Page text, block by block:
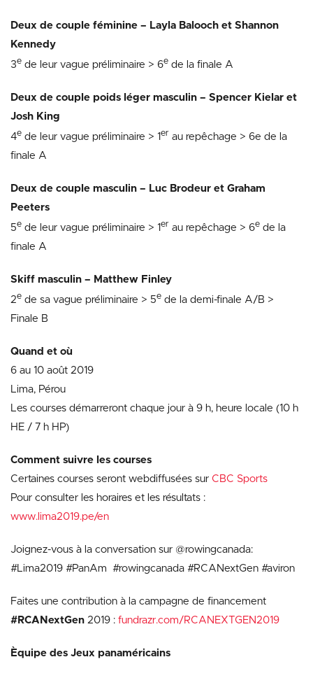
Deux de couple féminine – Layla Balooch et Shannon
Kennedy
3e de leur vague préliminaire > 6e de la finale A
Deux de couple poids léger masculin – Spencer Kielar et
Josh King
4e de leur vague préliminaire > 1er au repêchage > 6e de la
finale A
Deux de couple masculin – Luc Brodeur et Graham
Peeters
5e de leur vague préliminaire > 1er au repêchage > 6e de la
finale A
Skiff masculin – Matthew Finley
2e de sa vague préliminaire > 5e de la demi-finale A/B >
Finale B
Quand et où
6 au 10 août 2019
Lima, Pérou
Les courses démarreront chaque jour à 9 h, heure locale (10 h
HE / 7 h HP)
Comment suivre les courses
Certaines courses seront webdiffusées sur CBC Sports
Pour consulter les horaires et les résultats :
www.lima2019.pe/en
Joignez-vous à la conversation sur @rowingcanada:
#Lima2019 #PanAm #rowingcanada #RCANextGen #aviron
Faites une contribution à la campagne de financement
#RCANextGen 2019 : fundrazr.com/RCANEXTGEN2019
Èquipe des Jeux panaméricains